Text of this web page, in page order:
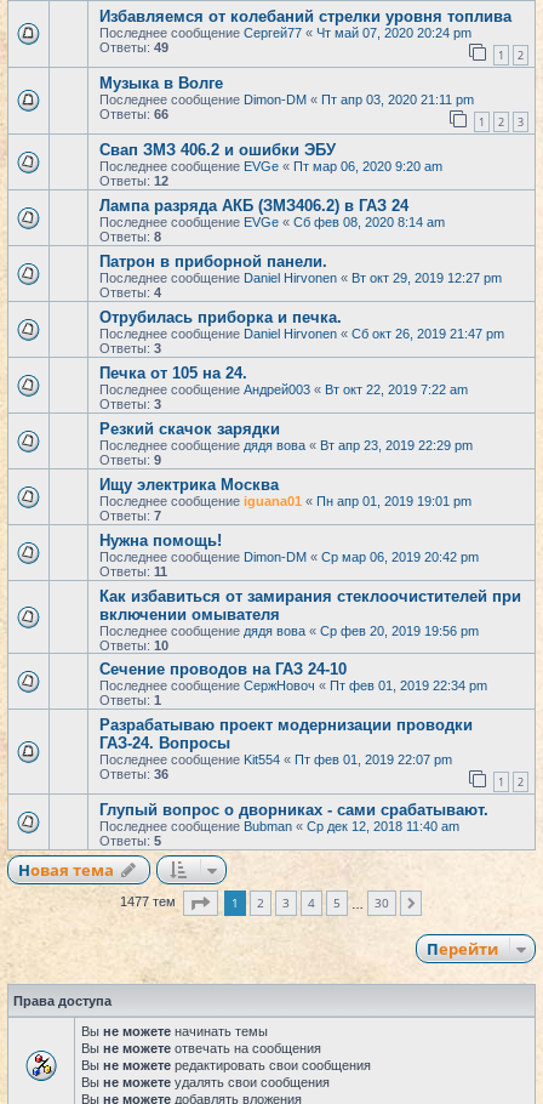
Избавляемся от колебаний стрелки уровня топлива
Последнее сообщение Сергей77 « Чт май 07, 2020 20:24 pm
Ответы: 49 1 2
Музыка в Волге
Последнее сообщение Dimon-DM « Пт апр 03, 2020 21:11 pm
Ответы: 66 1 2 3
Свап ЗМЗ 406.2 и ошибки ЭБУ
Последнее сообщение EVGe « Пт мар 06, 2020 9:20 am
Ответы: 12
Лампа разряда АКБ (ЗМЗ406.2) в ГАЗ 24
Последнее сообщение EVGe « Сб фев 08, 2020 8:14 am
Ответы: 8
Патрон в приборной панели.
Последнее сообщение Daniel Hirvonen « Вт окт 29, 2019 12:27 pm
Ответы: 4
Отрубилась приборка и печка.
Последнее сообщение Daniel Hirvonen « Сб окт 26, 2019 21:47 pm
Ответы: 3
Печка от 105 на 24.
Последнее сообщение Андрей003 « Вт окт 22, 2019 7:22 am
Ответы: 3
Резкий скачок зарядки
Последнее сообщение дядя вова « Вт апр 23, 2019 22:29 pm
Ответы: 9
Ищу электрика Москва
Последнее сообщение iguana01 « Пн апр 01, 2019 19:01 pm
Ответы: 7
Нужна помощь!
Последнее сообщение Dimon-DM « Ср мар 06, 2019 20:42 pm
Ответы: 11
Как избавиться от замирания стеклоочистителей при
включении омывателя
Последнее сообщение дядя вова « Ср фев 20, 2019 19:56 pm
Ответы: 10
Сечение проводов на ГАЗ 24-10
Последнее сообщение СержНовоч « Пт фев 01, 2019 22:34 pm
Ответы: 1
Разрабатываю проект модернизации проводки
ГАЗ-24. Вопросы
Последнее сообщение Kit554 « Пт фев 01, 2019 22:07 pm
Ответы: 36 1 2
Глупый вопрос о дворниках - сами срабатывают.
Последнее сообщение Bubman « Ср дек 12, 2018 11:40 am
Ответы: 5
Новая тема
1477 тем Страница из
1 2 3 4 5 30
Перейти
Права доступа
Вы не можете начинать темы
Вы не можете отвечать на сообщения
Вы не можете редактировать свои сообщения
Вы не можете удалять свои сообщения
Вы не можете добавлять вложения